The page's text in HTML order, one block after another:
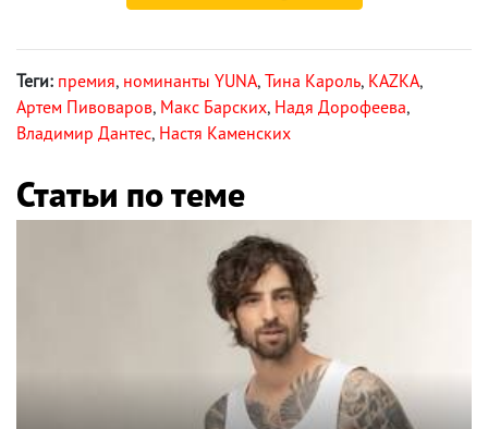
Теги: премия, номинанты YUNA, Тина Кароль, KAZKA,
Артем Пивоваров, Макс Барских, Надя Дорофеева,
Владимир Дантес, Настя Каменских
Статьи по теме